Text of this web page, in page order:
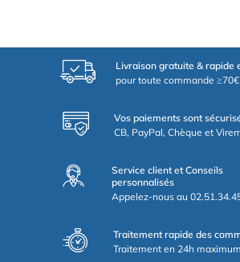
Livraison gratuite & rapide
pour toute commande
Vos paiements sont
CB, PayPal, Chèque et
Service client et Conseils
personnalisés
Appelez-nous au
Traitement rapide des
Traitement en 24h maximum